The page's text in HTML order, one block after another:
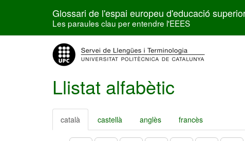
Glossari de l'espai europeu d'educació
Les paraules clau per entendre l'EEES
Llistat alfabètic
català castellà anglès francès